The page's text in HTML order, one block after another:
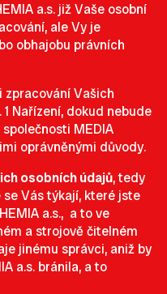
a.s. již Vaše osobní
ale Vy je
obhajobu právních
zpracování Vašich
Nařízení, dokud nebude
MEDIA
oprávněnými důvody.
osobních údajů, tedy
Vás týkají, které jste
a.s., a to ve
a strojově čitelném
jinému správci, aniž by
a.s. bránila, a to